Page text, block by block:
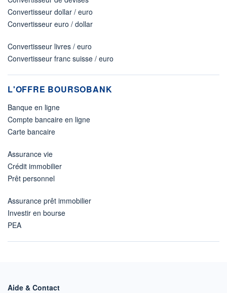
Convertisseur dollar / euro
Convertisseur euro / dollar
Convertisseur livres / euro
Convertisseur franc suisse / euro
L'OFFRE BOURSOBANK
Banque en ligne
Compte bancaire en ligne
Carte bancaire
Assurance vie
Crédit immobilier
Prêt personnel
Assurance prêt immobilier
Investir en bourse
PEA
Aide & Contact